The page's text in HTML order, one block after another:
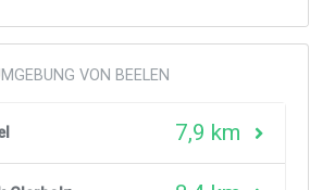
VON BEELEN
7,9 km